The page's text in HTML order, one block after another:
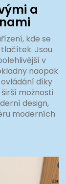
a
kde se
Jsou
v
naopak
díky
možnosti
design,
moderních